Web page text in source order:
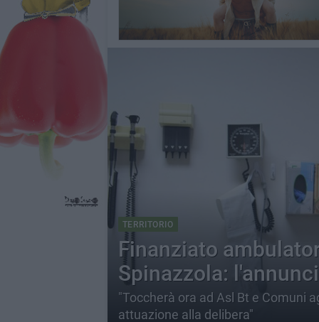
TERRITORIO
Finanziato
Spinazzola:
"Toccherà ora ad Asl Bt e Comuni
attuazione alla delibera"